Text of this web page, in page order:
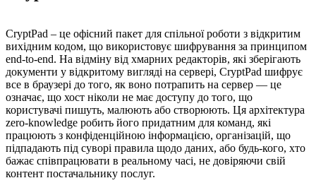
CryptPad – це офісний пакет для спільної роботи з відкритим
вихідним кодом, що використовує шифрування за принципом
end-to-end. На відміну від хмарних редакторів, які зберігають
документи у відкритому вигляді на сервері, CryptPad шифрує
все в браузері до того, як воно потрапить на сервер — це
означає, що хост ніколи не має доступу до того, що
користувачі пишуть, малюють або створюють. Ця архітектура
zero-knowledge робить його придатним для команд, які
працюють з конфіденційною інформацією, організацій, що
підпадають під суворі правила щодо даних, або будь-кого, хто
бажає співпрацювати в реальному часі, не довіряючи свій
контент постачальнику послуг.